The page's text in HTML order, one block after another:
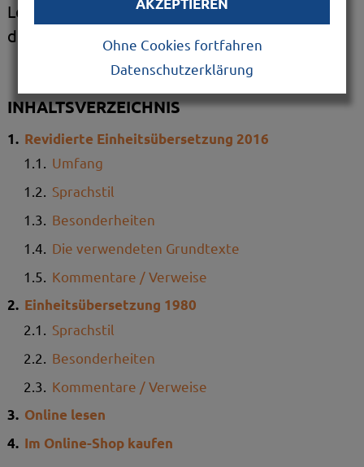
Lektüre der katholischen Kirche im
deutschsprachigen Raum.
INHALTSVERZEICHNIS
Revidierte Einheitsübersetzung 2016
Umfang
Sprachstil
Besonderheiten
Die verwendeten Grundtexte
Kommentare / Verweise
Einheitsübersetzung 1980
Sprachstil
Besonderheiten
Kommentare / Verweise
Online lesen
Im Online-Shop kaufen
AKZEPTIEREN
Ohne Cookies fortfahren
Datenschutzerklärung